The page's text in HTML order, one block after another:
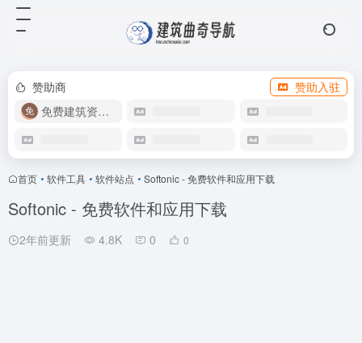
赞助商
赞助入驻
免费建筑资源库
首页 • 软件工具 • 软件站点 • Softonic - 免费软件和应用下载
Softonic - 免费软件和应用下载
2年前更新 4.8K 0 0